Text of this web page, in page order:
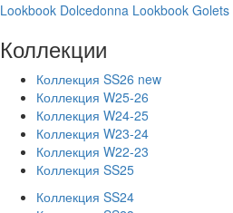
Lookbook Dolcedonna Lookbook Golets
Коллекции
Коллекция SS26 new
Коллекция W25-26
Коллекция W24-25
Коллекция W23-24
Коллекция W22-23
Коллекция SS25
Коллекция SS24